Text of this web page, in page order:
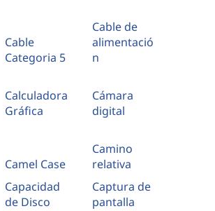
Cable
Categoria 5
Cable de
alimentació
n
Calculadora
Gráfica
Cámara
digital
Camel Case
Camino
relativa
Capacidad
de Disco
Captura de
pantalla